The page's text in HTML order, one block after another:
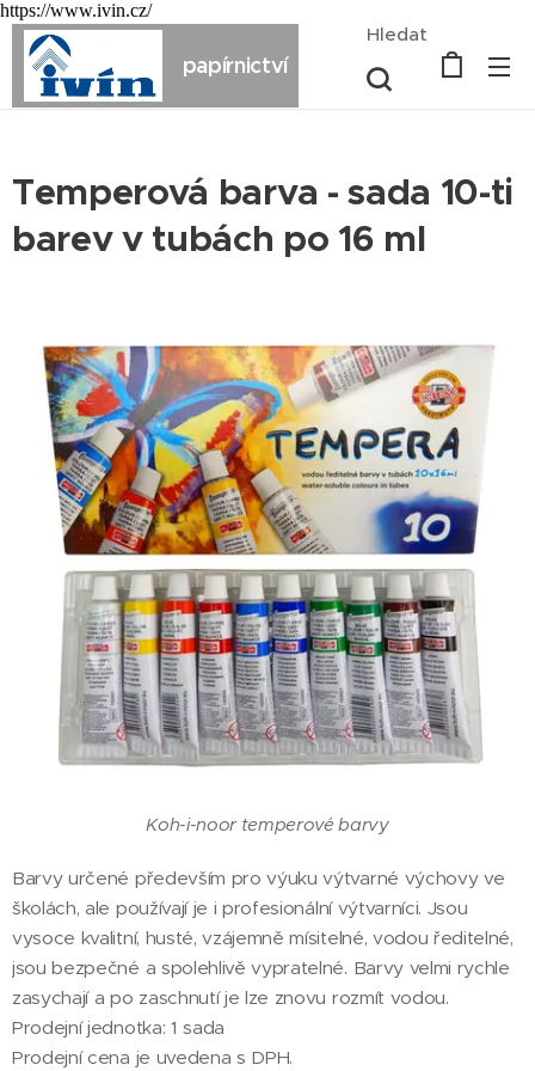
https://www.ivin.cz/
papírnictví
Hledat
Temperová barva - sada 10-ti
barev v tubách po 16 ml
Koh-i-noor temperové barvy
Barvy určené především pro výuku výtvarné výchovy ve
školách, ale používají je i profesionální výtvarníci. Jsou
vysoce kvalitní, husté, vzájemně mísitelné, vodou ředitelné,
jsou bezpečné a spolehlivě vypratelné. Barvy velmi rychle
zasychají a po zaschnutí je lze znovu rozmít vodou.
Prodejní jednotka: 1 sada
Prodejní cena je uvedena s DPH.